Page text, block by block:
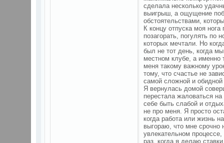
сделала несколько
выигрыш, а ощущение
обстоятельствами,
К концу отпуска моя
позагорать, погулять
которых мечтали. Но
был не тот день, когда
местном клубе, а именно
меня такому важному
тому, что счастье не
самой сложной и обидной
Я вернулась домой
перестала жаловаться
себе быть слабой и
не про меня. Я просто
когда работа или жизнь
выгораю, что мне срочно
увлекательном
раз, когда я делаю